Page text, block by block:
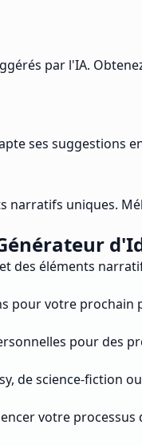
par l'IA.
ses
uniques.
des éléments
pour votre
pour des
de science-fiction
votre processus